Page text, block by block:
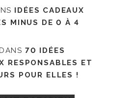
IDÉES CADEAUX
MINUS DE 0 À 4
DANS 70 IDÉES
RESPONSABLES ET
POUR ELLES !